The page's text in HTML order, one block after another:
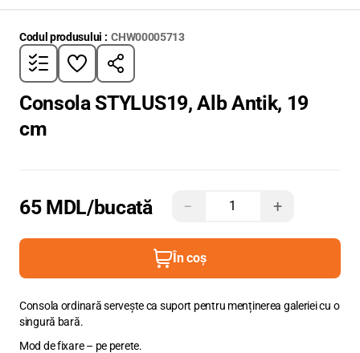
Codul produsului : CHW00005713
Consola STYLUS19, Alb Antik, 19
cm
65 MDL/bucată − +
În coș
Consola ordinară servește ca suport pentru menținerea galeriei cu o
singură bară.
Mod de fixare – pe perete.